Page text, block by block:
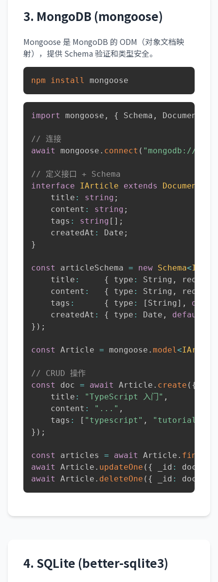
3. MongoDB (mongoose)
Mongoose 是 MongoDB 的 ODM（对象文档映
射），提供 Schema 验证和类型安全。
npm install mongoose
import mongoose , { Schema , Document
// 连接
await
mongoose . connect ( "mongodb://
// 定义接口 + Schema
interface
IArticle extends Document
    title
: string ;
    content
: string ;
    tags
: string [ ] ;
    createdAt
: Date ;
}
const articleSchema = new Schema<
    title
: { type : String ,
    content
: { type : String ,
    tags
: { type : [ String ] ,
    createdAt
: { type : Date , default
} ) ;
const Article = mongoose . model<
// CRUD 操作
const
doc = await Article . create ( {
    title
: "TypeScript 入门" ,
    content
: "..." ,
    tags
: [ "typescript" , "tutorial"
} ) ;
const articles = await Article . find
await
Article . updateOne ( { _id : doc
await
Article . deleteOne ( { _id : doc
4. SQLite (better-sqlite3)